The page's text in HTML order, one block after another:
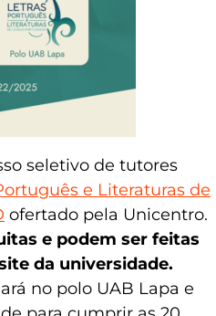
seletivo de tutores
e Literaturas de
ofertado pela Unicentro.
e podem ser feitas
da universidade.
no polo UAB Lapa e